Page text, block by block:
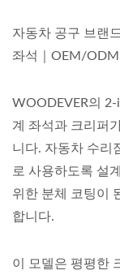
자동차 공구 브랜
좌석｜OEM/ODM
WOODEVER의 2-
계 좌석과 크리퍼
니다. 자동차 수리
로 사용하도록 설
위한 분체 코팅이
합니다.
이 모델은 평평한